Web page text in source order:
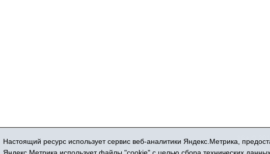
16+ ©
Регистрационный номер СМИ ЭЛ № ФС 77 - 66052
Настоящий ресурс использует сервис веб-аналитики Яндекс.Метрика,